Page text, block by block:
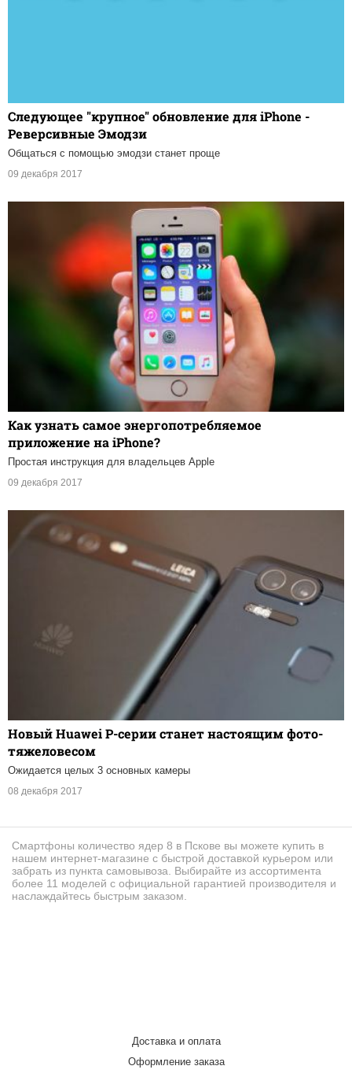
Следующее "крупное" обновление для iPhone -
Реверсивные Эмодзи
Общаться с помощью эмодзи станет проще
09 декабря 2017
Как узнать самое энергопотребляемое
приложение на iPhone?
Простая инструкция для владельцев Apple
09 декабря 2017
Новый Huawei P-серии станет настоящим фото-
тяжеловесом
Ожидается целых 3 основных камеры
08 декабря 2017
Смартфоны количество ядер 8 в Пскове вы можете купить в
нашем интернет-магазине с быстрой доставкой курьером или
забрать из пункта самовывоза. Выбирайте из ассортимента
более 11 моделей с официальной гарантией производителя и
наслаждайтесь быстрым заказом.
Доставка и оплата
Оформление заказа